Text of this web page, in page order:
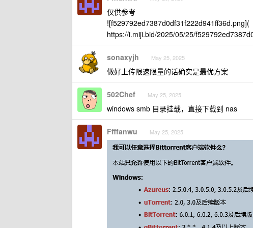
仅供参考
![f529792ed7387d0df31f222d941ff36d.png](
https://i.miji.bid/2025/05/25/
sonaxyjh May 25, 2025
做好上传限速限量的话确实是最优方案
502Chef May 25, 2025
windows smb 目录挂载，直接下载到 nas
Ffffanwu May 25, 2025